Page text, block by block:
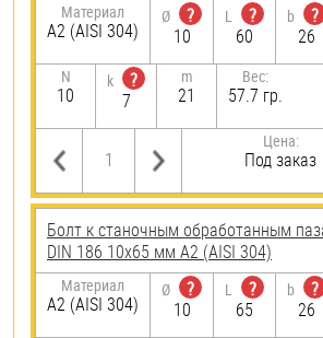
Материал
А2 (AISI 304)
Ø
?
10
L
?
60
b
?
26
N
10
k
?
7
m
21
Вес:
57.7 гр.
Цена:
Под заказ
Болт к станочным обработанным
DIN 186 10х65 мм А2 (AISI 304)
Материал
А2 (AISI 304)
Ø
?
10
L
?
65
b
?
26